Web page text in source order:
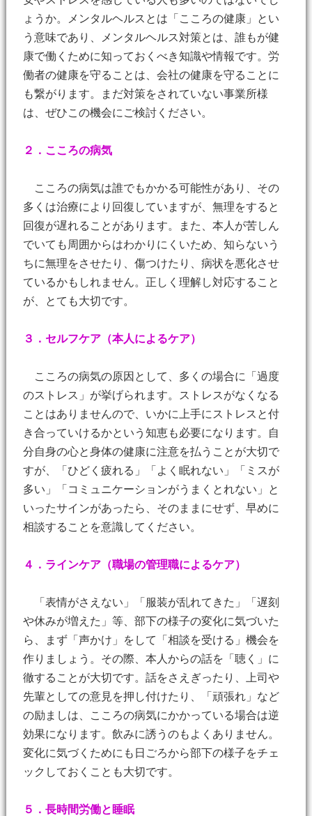
ょうか。メンタルヘルスとは「こころの健康」とい
う意味であり、メンタルヘルス対策とは、誰もが健
康で働くために知っておくべき知識や情報です。労
働者の健康を守ることは、会社の健康を守ることに
も繋がります。まだ対策をされていない事業所様
は、ぜひこの機会にご検討ください。
２．こころの病気
こころの病気は誰でもかかる可能性があり、その
多くは治療により回復していますが、無理をすると
回復が遅れることがあります。また、本人が苦しん
でいても周囲からはわかりにくいため、知らないう
ちに無理をさせたり、傷つけたり、病状を悪化させ
ているかもしれません。正しく理解し対応すること
が、とても大切です。
３．セルフケア（本人によるケア）
こころの病気の原因として、多くの場合に「過度
のストレス」が挙げられます。ストレスがなくなる
ことはありませんので、いかに上手にストレスと付
き合っていけるかという知恵も必要になります。自
分自身の心と身体の健康に注意を払うことが大切で
すが、「ひどく疲れる」「よく眠れない」「ミスが
多い」「コミュニケーションがうまくとれない」と
いったサインがあったら、そのままにせず、早めに
相談することを意識してください。
４．ラインケア（職場の管理職によるケア）
「表情がさえない」「服装が乱れてきた」「遅刻
や休みが増えた」等、部下の様子の変化に気づいた
ら、まず「声かけ」をして「相談を受ける」機会を
作りましょう。その際、本人からの話を「聴く」に
徹することが大切です。話をさえぎったり、上司や
先輩としての意見を押し付けたり、「頑張れ」など
の励ましは、こころの病気にかかっている場合は逆
効果になります。飲みに誘うのもよくありません。
変化に気づくためにも日ごろから部下の様子をチェ
ックしておくことも大切です。
５．長時間労働と睡眠